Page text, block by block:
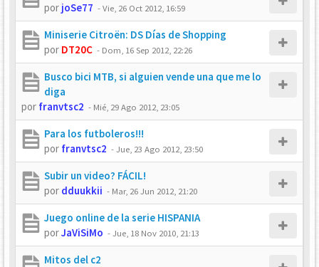
por joSe77 -Vie, 26 Oct 2012, 16:59
Miniserie Citroën: DS Días de Shopping
por DT20C - Dom, 16 Sep 2012, 22:26
Busco bici MTB, si alguien vende una que me lo
diga
por franvtsc2 - Mié, 29 Ago 2012, 23:05
Para los futboleros!!!
por franvtsc2 -Jue, 23 Ago 2012, 23:50
Subir un video? FÁCIL!
por dduukkii - Mar, 26 Jun 2012, 21:20
Juego online de la serie HISPANIA
porJaViSiMo -Jue, 18 Nov 2010, 21:13
Mitos del c2